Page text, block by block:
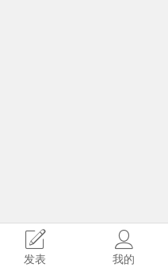
发表 我的